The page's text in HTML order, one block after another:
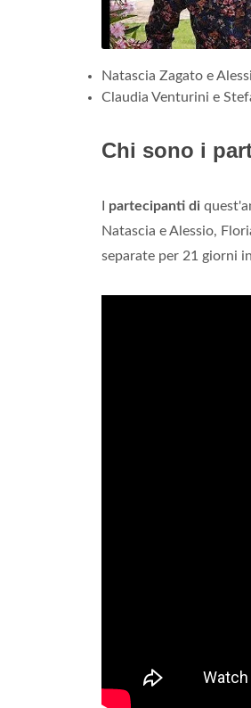
Natascia Zagato e
Claudia Venturini e
Chi sono i
partecipanti di
Natascia e Alessio,
separate per 21 giorni